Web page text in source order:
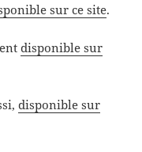
sur ce site.
disponible sur
disponible sur